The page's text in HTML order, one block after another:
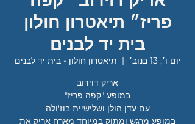
פריז״ תיאטרון חולון
בית יד לבנים
יום ו׳, 13 בנוב׳
  |
תיאטרון חולון - בית יד לבנים
במופע מרגש ומתוק במיוחד מארח אריק את